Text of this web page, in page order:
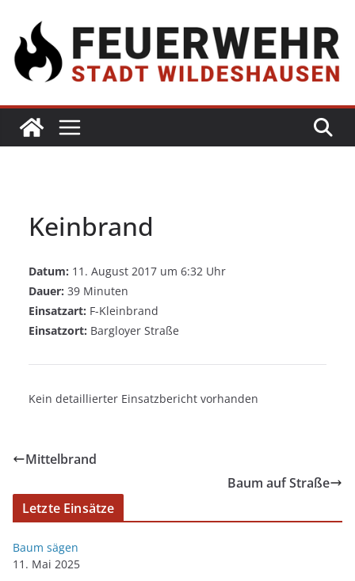
Keinbrand
Datum: 11. August 2017 um 6:32 Uhr
Dauer: 39 Minuten
Einsatzart: F-Kleinbrand
Einsatzort: Bargloyer Straße
Kein detaillierter Einsatzbericht vorhanden
Mittelbrand
Baum auf Straße
Letzte Einsätze
Baum sägen
11. Mai 2025